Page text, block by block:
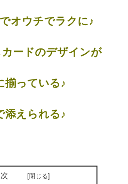
オウチでラクに♪
ードのデザインが
揃っている♪
添えられる♪
次